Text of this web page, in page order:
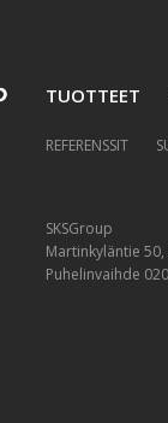
TUOTTEET
REFERENSSIT
SKSGroup
Martinkyläntie
Puhelinvaihde